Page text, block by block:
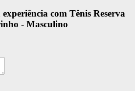
com Tênis Reserva
- Masculino